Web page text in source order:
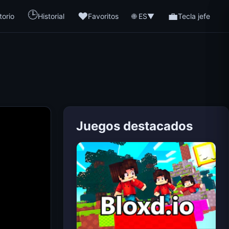
🕒Historial ❤️Favoritos 🌐 ES▼ 💼Tecla jefe
Juegos destacados